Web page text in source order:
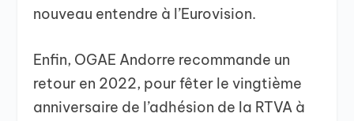
nouveau entendre à l’Eurovision.
Enfin, OGAE Andorre recommande un
retour en 2022, pour fêter le vingtième
anniversaire de l’adhésion de la RTVA à